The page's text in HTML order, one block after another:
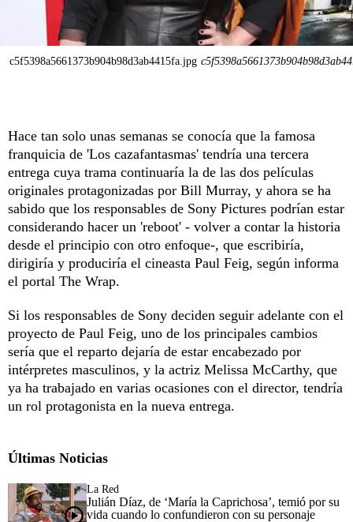
c5f5398a5661373b904b98d3ab4415fa.jpg
Hace tan solo unas semanas se conocía que la famosa
franquicia de 'Los cazafantasmas' tendría una tercera
entrega cuya trama continuaría la de las dos películas
originales protagonizadas por Bill Murray, y ahora se ha
sabido que los responsables de Sony Pictures podrían estar
considerando hacer un 'reboot' - volver a contar la historia
desde el principio con otro enfoque-, que escribiría,
dirigiría y produciría el cineasta Paul Feig, según informa
el portal The Wrap.
Si los responsables de Sony deciden seguir adelante con el
proyecto de Paul Feig, uno de los principales cambios
sería que el reparto dejaría de estar encabezado por
intérpretes masculinos, y la actriz Melissa McCarthy, que
ya ha trabajado en varias ocasiones con el director, tendría
un rol protagonista en la nueva entrega.
Últimas Noticias
La Red
Julián Díaz, de ‘María la Caprichosa’, temió por su
vida cuando lo confundieron con su personaje